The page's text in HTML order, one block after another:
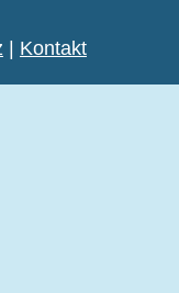
| Kontakt